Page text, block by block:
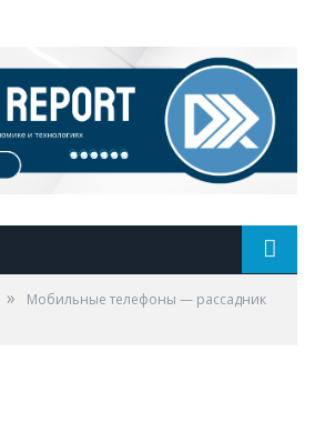
»
Мобильные телефоны — рассадник